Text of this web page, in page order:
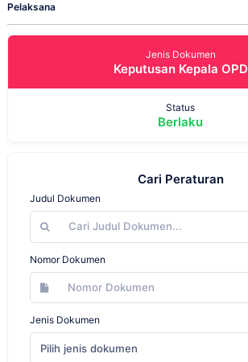
Pelaksana
Jenis Dokumen
Keputusan Kepala OPD
Status
Berlaku
Cari Peraturan
Judul Dokumen
Nomor Dokumen
Jenis Dokumen
Pilih jenis dokumen